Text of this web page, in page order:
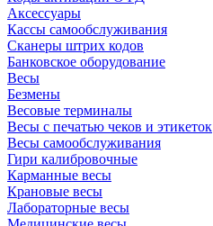
Аксессуары
Кассы самообслуживания
Сканеры штрих кодов
Банковское оборудование
Весы
Безмены
Весовые терминалы
Весы с печатью чеков и этикеток
Весы самообслуживания
Гири калибровочные
Карманные весы
Крановые весы
Лабораторные весы